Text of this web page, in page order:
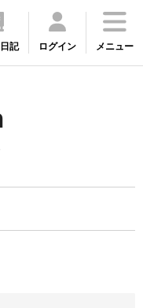
記 ログイン メニュー